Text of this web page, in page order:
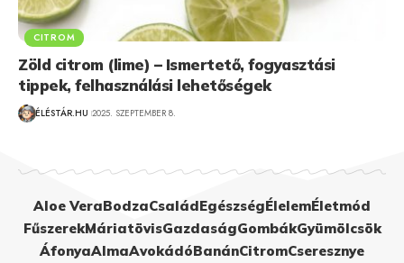
CITROM
Zöld citrom (lime) – Ismertető, fogyasztási
tippek, felhasználási lehetőségek
ÉLÉSTÁR.HU 2025. SZEPTEMBER 8.
Aloe VeraBodzaCsaládEgészségÉlelemÉletmód
FűszerekMáriatövisGazdaságGombákGyümölcsök
ÁfonyaAlmaAvokádóBanánCitromCseresznye